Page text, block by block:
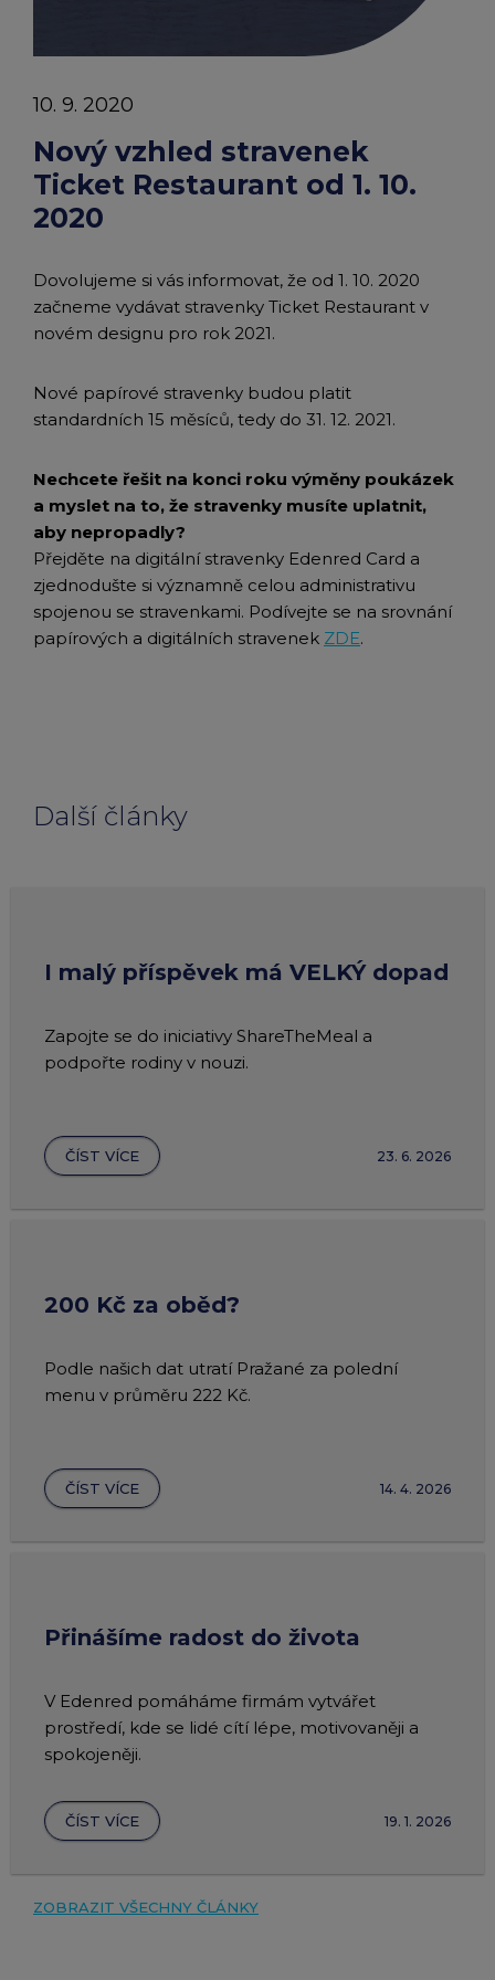
Edenred
Edenred Card FKSP
TANKARTA Benefit od Edenred
Stravenkový portál
Qerko
Edenred Čistý
Edenred Service
Nový vzhled stravenek
Ticket Restaurant od 1. 10.
2020
10. 9. 2020
Dovolujeme si vás informovat, že od 1. 10. 2020
začneme vydávat stravenky Ticket Restaurant v
novém designu pro rok 2021.
Nové papírové stravenky budou platit
standardních 15 měsíců, tedy do 31. 12. 2021.
Nechcete řešit na konci roku výměny poukázek
a myslet na to, že stravenky musíte uplatnit,
aby nepropadly?
Přejděte na digitální stravenky Edenred Card a
zjednodušte si významně celou administrativu
spojenou se stravenkami. Podívejte se na srovnání
papírových a digitálních stravenek ZDE.
Další články
I malý příspěvek má VELKÝ dopad
Zapojte se do iniciativy ShareTheMeal a
podpořte rodiny v nouzi.
ČÍST VÍCE 23. 6. 2026
200 Kč za oběd?
Podle našich dat utratí Pražané za polední
menu v průměru 222 Kč.
ČÍST VÍCE 14. 4. 2026
Přinášíme radost do života
V Edenred pomáháme firmám vytvářet
prostředí, kde se lidé cítí lépe, motivovaněji a
spokojeněji.
ČÍST VÍCE 19. 1. 2026
ZOBRAZIT VŠECHNY ČLÁNKY